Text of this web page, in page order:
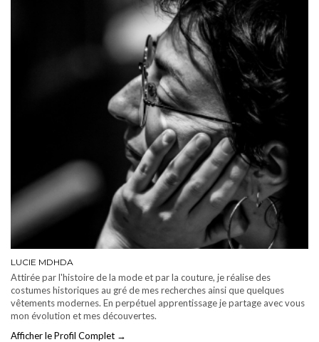
LUCIE MDHDA
Attirée par l'histoire de la mode et par la couture, je réalise des
costumes historiques au gré de mes recherches ainsi que quelques
vêtements modernes. En perpétuel apprentissage je partage avec vous
mon évolution et mes découvertes.
Afficher le Profil Complet →